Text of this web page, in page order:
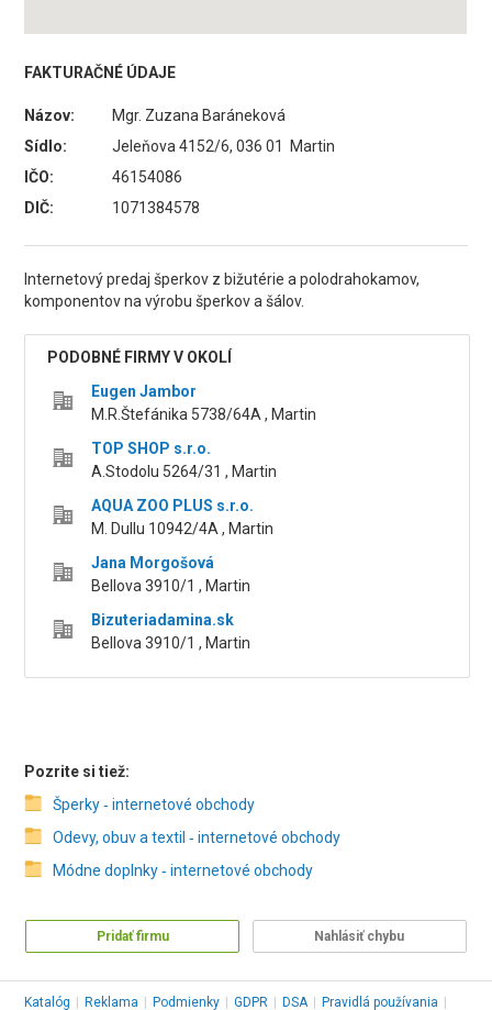
FAKTURAČNÉ ÚDAJE
Názov:
Mgr. Zuzana Baráneková
Sídlo:
Jeleňova 4152/6, 036 01 Martin
IČO:
46154086
DIČ:
1071384578
Internetový predaj šperkov z bižutérie a polodrahokamov,
komponentov na výrobu šperkov a šálov.
PODOBNÉ FIRMY V OKOLÍ
Eugen Jambor
M.R.Štefánika 5738/64A , Martin
TOP SHOP s.r.o.
A.Stodolu 5264/31 , Martin
AQUA ZOO PLUS s.r.o.
M. Dullu 10942/4A , Martin
Jana Morgošová
Bellova 3910/1 , Martin
Bizuteriadamina.sk
Bellova 3910/1 , Martin
Pozrite si tiež:
Šperky ‑ internetové obchody
Odevy, obuv a textil ‑ internetové obchody
Módne doplnky ‑ internetové obchody
Pridať firmu Nahlásiť chybu
Katalóg Reklama Podmienky GDPR DSA Pravidlá používania